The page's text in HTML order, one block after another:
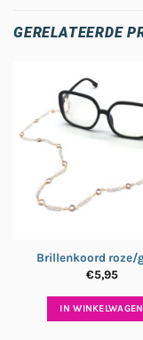
GERELATEERDE
Brillenkoord roze/
€5,95
IN WINKELWAGEN